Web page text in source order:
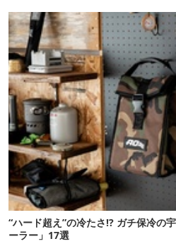
“ハード超え”の冷たさ!? ガチ保冷の
ーラー」17選